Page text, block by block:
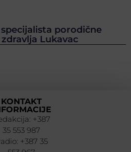
porodične
Lukavac
KONTAKT
+387
35 553 987
+387 35